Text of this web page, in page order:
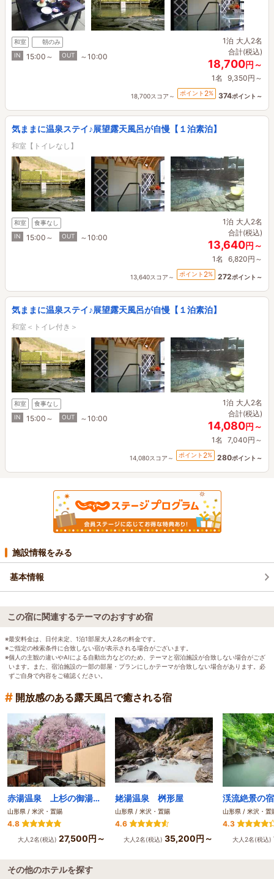
和室
朝のみ
IN
15:00～ OUT ～10:00
1泊 大人2名
合計(税込)
18,700円～
1名 9,350円～
18,700スコア～ ポイント 2% 374ポイント～
気ままに温泉ステイ♪展望露天風呂が自慢【１泊素泊】
和室【トイレなし】
和室
食事なし
IN
15:00～ OUT ～10:00
1泊 大人2名
合計(税込)
13,640円～
1名 6,820円～
13,640スコア～ ポイント 2% 272ポイント～
気ままに温泉ステイ♪展望露天風呂が自慢【１泊素泊】
和室＜トイレ付き＞
和室
食事なし
IN
15:00～ OUT ～10:00
1泊 大人2名
合計(税込)
14,080円～
1名 7,040円～
14,080スコア～ ポイント 2% 280ポイント～
施設情報をみる
基本情報
この宿に関連するテーマのおすすめ宿
※最安料金は、日付未定、1泊1部屋大人2名の料金です。
※ご指定の検索条件に合致しない宿が表示される場合がございます。
※個人の主観の違いやAIによる自動出力などのため、テーマと宿泊施設が合致しない場合がござ
います。また、宿泊施設の一部の部屋・プランにしかテーマが合致しない場合があります。必
ずご自身で内容をご確認ください。
# 開放感のある露天風呂で癒される宿
赤湯温泉 上杉の御湯 御殿守
山形県 / 米沢・置賜
4.8
大人2名(税込) 27,500円～
姥湯温泉 桝形屋
山形県 / 米沢・置賜
4.6
大人2名(税込) 35,200円～
山形県 / 米沢・置
4.3
大人2名(税込)
その他のホテルを探す